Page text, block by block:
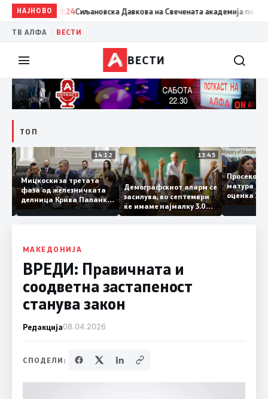
НАЈНОВО
20:24Сиљановска Давкова на Свечената академија по повод
ТВ АЛФА ВЕСТИ
ВЕСТИ
ТОП
15:20
Во
14:12
Мицкоски за третата
фаза од железничката
делница Крива Паланка
– Деве Баир: Проектот
нема да заврши на
целина
13:45
Демографскиот аларм се
засилува, во септември
ќе имаме најмалку 3.000
првачиња помалку
матура
оценка
МАКЕДОНИЈА
ВРЕДИ: Правичната и
соодветна застапеност
станува закон
Редакција08.04.2026
СПОДЕЛИ: